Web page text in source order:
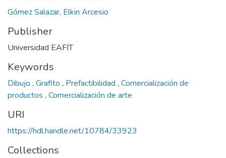
Gómez Salazar, Elkin Arcesio
Publisher
Universidad EAFIT
Keywords
Dibujo , Grafito , Prefactibilidad , Comercialización de
productos , Comercialización de arte
URI
https://hdl.handle.net/10784/33923
Collections